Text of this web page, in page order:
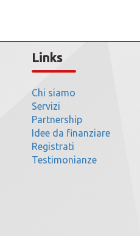
Links
Chi siamo
Servizi
Partnership
Idee da finanziare
Registrati
Testimonianze